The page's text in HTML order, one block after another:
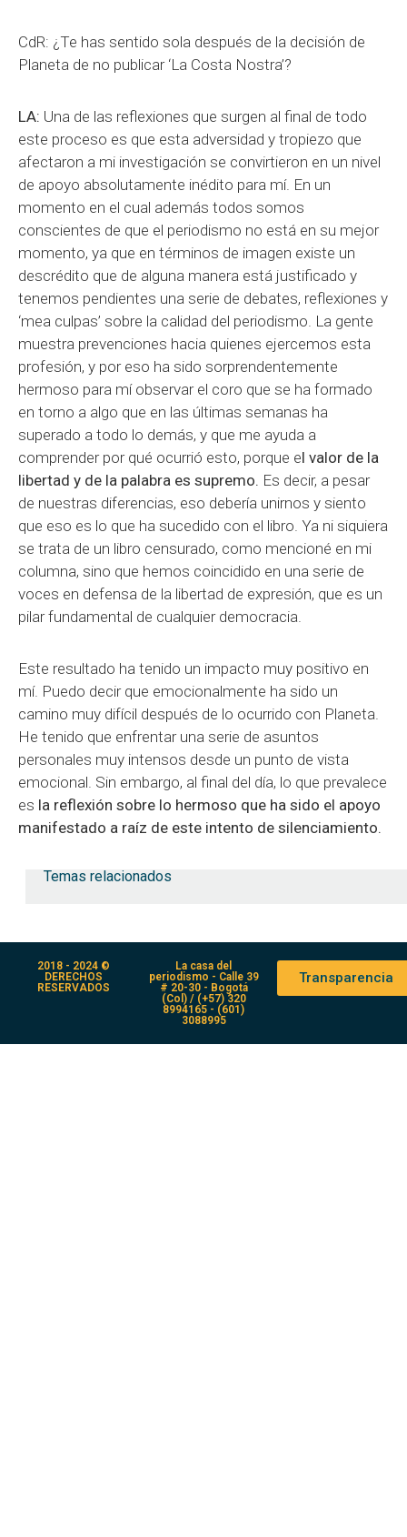
CdR: ¿Te has sentido sola después de la decisión de
Planeta de no publicar ‘La Costa Nostra’?
LA: Una de las reflexiones que surgen al final de todo
este proceso es que esta adversidad y tropiezo que
afectaron a mi investigación se convirtieron en un nivel
de apoyo absolutamente inédito para mí. En un
momento en el cual además todos somos
conscientes de que el periodismo no está en su mejor
momento, ya que en términos de imagen existe un
descrédito que de alguna manera está justificado y
tenemos pendientes una serie de debates, reflexiones y
‘mea culpas’ sobre la calidad del periodismo. La gente
muestra prevenciones hacia quienes ejercemos esta
profesión, y por eso ha sido sorprendentemente
hermoso para mí observar el coro que se ha formado
en torno a algo que en las últimas semanas ha
superado a todo lo demás, y que me ayuda a
comprender por qué ocurrió esto, porque el valor de la
libertad y de la palabra es supremo. Es decir, a pesar
de nuestras diferencias, eso debería unirnos y siento
que eso es lo que ha sucedido con el libro. Ya ni siquiera
se trata de un libro censurado, como mencioné en mi
columna, sino que hemos coincidido en una serie de
voces en defensa de la libertad de expresión, que es un
pilar fundamental de cualquier democracia.
Este resultado ha tenido un impacto muy positivo en
mí. Puedo decir que emocionalmente ha sido un
camino muy difícil después de lo ocurrido con Planeta.
He tenido que enfrentar una serie de asuntos
personales muy intensos desde un punto de vista
emocional. Sin embargo, al final del día, lo que prevalece
es la reflexión sobre lo hermoso que ha sido el apoyo
manifestado a raíz de este intento de silenciamiento.
Temas relacionados
2018 - 2024 ©
DERECHOS
RESERVADOS
La casa del
periodismo - Calle 39
# 20-30 - Bogotá
(Col) / (+57) 320
8994165 - (601)
3088995
Transparencia